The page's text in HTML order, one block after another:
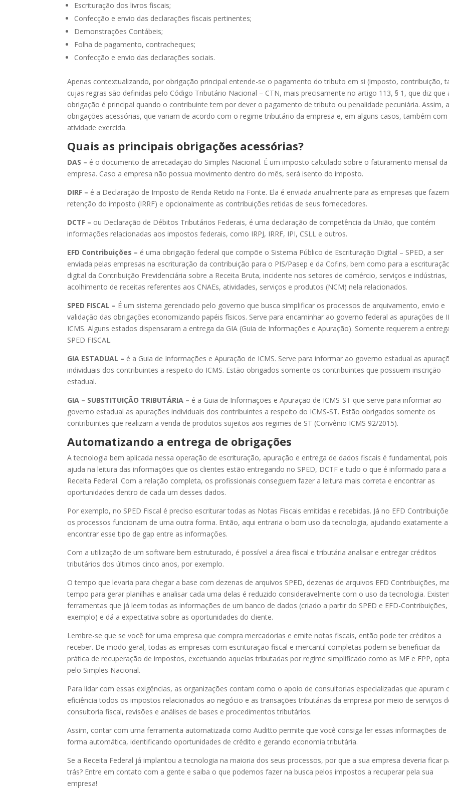
Escrituração dos livros fiscais;
Confecção e envio das declarações fiscais pertinentes;
Demonstrações Contábeis;
Folha de pagamento, contracheques;
Confecção e envio das declarações sociais.
Apenas contextualizando, por obrigação principal entende-se o pagamento do tributo em si (imposto, contribuição,
cujas regras são definidas pelo Código Tributário Nacional – CTN, mais precisamente no artigo 113, § 1, que diz que
obrigação é principal quando o contribuinte tem por dever o pagamento de tributo ou penalidade pecuniária. Assim,
obrigações acessórias, que variam de acordo com o regime tributário da empresa e, em alguns casos, também com
atividade exercida.
Quais as principais obrigações acessórias?
DAS – é o documento de arrecadação do Simples Nacional. É um imposto calculado sobre o faturamento mensal da
empresa. Caso a empresa não possua movimento dentro do mês, será isento do imposto.
DIRF – é a Declaração de Imposto de Renda Retido na Fonte. Ela é enviada anualmente para as empresas que fazem
retenção do imposto (IRRF) e opcionalmente as contribuições retidas de seus fornecedores.
DCTF – ou Declaração de Débitos Tributários Federais, é uma declaração de competência da União, que contém
informações relacionadas aos impostos federais, como IRPJ, IRRF, IPI, CSLL e outros.
EFD Contribuições – é uma obrigação federal que compõe o Sistema Público de Escrituração Digital – SPED, a ser
enviada pelas empresas na escrituração da contribuição para o PIS/Pasep e da Cofins, bem como para a
digital da Contribuição Previdenciária sobre a Receita Bruta, incidente nos setores de comércio, serviços e indústrias,
acolhimento de receitas referentes aos CNAEs, atividades, serviços e produtos (NCM) nela relacionados.
SPED FISCAL – É um sistema gerenciado pelo governo que busca simplificar os processos de arquivamento, envio e
validação das obrigações economizando papéis físicos. Serve para encaminhar ao governo federal as apurações de
ICMS. Alguns estados dispensaram a entrega da GIA (Guia de Informações e Apuração). Somente requerem a
SPED FISCAL.
GIA ESTADUAL – é a Guia de Informações e Apuração de ICMS. Serve para informar ao governo estadual as
individuais dos contribuintes a respeito do ICMS. Estão obrigados somente os contribuintes que possuem inscrição
estadual.
GIA – SUBSTITUIÇÃO TRIBUTÁRIA – é a Guia de Informações e Apuração de ICMS-ST que serve para informar ao
governo estadual as apurações individuais dos contribuintes a respeito do ICMS-ST. Estão obrigados somente os
contribuintes que realizam a venda de produtos sujeitos aos regimes de ST (Convênio ICMS 92/2015).
Automatizando a entrega de obrigações
A tecnologia bem aplicada nessa operação de escrituração, apuração e entrega de dados fiscais é fundamental, pois
ajuda na leitura das informações que os clientes estão entregando no SPED, DCTF e tudo o que é informado para a
Receita Federal. Com a relação completa, os profissionais conseguem fazer a leitura mais correta e encontrar as
oportunidades dentro de cada um desses dados.
Por exemplo, no SPED Fiscal é preciso escriturar todas as Notas Fiscais emitidas e recebidas. Já no EFD
os processos funcionam de uma outra forma. Então, aqui entraria o bom uso da tecnologia, ajudando exatamente a
encontrar esse tipo de gap entre as informações.
Com a utilização de um software bem estruturado, é possível a área fiscal e tributária analisar e entregar créditos
tributários dos últimos cinco anos, por exemplo.
O tempo que levaria para chegar a base com dezenas de arquivos SPED, dezenas de arquivos EFD Contribuições,
tempo para gerar planilhas e analisar cada uma delas é reduzido consideravelmente com o uso da tecnologia.
ferramentas que já leem todas as informações de um banco de dados (criado a partir do SPED e EFD-
exemplo) e dá a expectativa sobre as oportunidades do cliente.
Lembre-se que se você for uma empresa que compra mercadorias e emite notas fiscais, então pode ter créditos a
receber. De modo geral, todas as empresas com escrituração fiscal e mercantil completas podem se beneficiar da
prática de recuperação de impostos, excetuando aquelas tributadas por regime simplificado como as ME e EPP,
pelo Simples Nacional.
Para lidar com essas exigências, as organizações contam como o apoio de consultorias especializadas que apuram
eficiência todos os impostos relacionados ao negócio e as transações tributárias da empresa por meio de serviços
consultoria fiscal, revisões e análises de bases e procedimentos tributários.
Assim, contar com uma ferramenta automatizada como Auditto permite que você consiga ler essas informações de
forma automática, identificando oportunidades de crédito e gerando economia tributária.
Se a Receita Federal já implantou a tecnologia na maioria dos seus processos, por que a sua empresa deveria ficar
trás? Entre em contato com a gente e saiba o que podemos fazer na busca pelos impostos a recuperar pela sua
empresa!